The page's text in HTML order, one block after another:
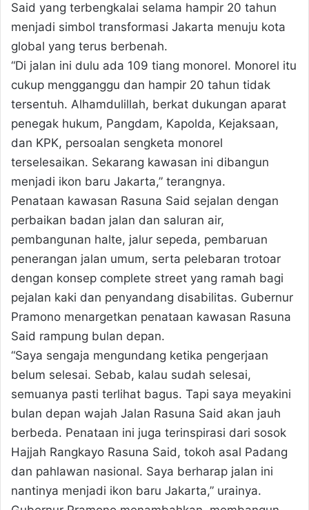
Said yang terbengkalai selama hampir 20 tahun
menjadi simbol transformasi Jakarta menuju kota
global yang terus berbenah.
“Di jalan ini dulu ada 109 tiang monorel. Monorel itu
cukup mengganggu dan hampir 20 tahun tidak
tersentuh. Alhamdulillah, berkat dukungan aparat
penegak hukum, Pangdam, Kapolda, Kejaksaan,
dan KPK, persoalan sengketa monorel
terselesaikan. Sekarang kawasan ini dibangun
menjadi ikon baru Jakarta,” terangnya.
Penataan kawasan Rasuna Said sejalan dengan
perbaikan badan jalan dan saluran air,
pembangunan halte, jalur sepeda, pembaruan
penerangan jalan umum, serta pelebaran trotoar
dengan konsep complete street yang ramah bagi
pejalan kaki dan penyandang disabilitas. Gubernur
Pramono menargetkan penataan kawasan Rasuna
Said rampung bulan depan.
“Saya sengaja mengundang ketika pengerjaan
belum selesai. Sebab, kalau sudah selesai,
semuanya pasti terlihat bagus. Tapi saya meyakini
bulan depan wajah Jalan Rasuna Said akan jauh
berbeda. Penataan ini juga terinspirasi dari sosok
Hajjah Rangkayo Rasuna Said, tokoh asal Padang
dan pahlawan nasional. Saya berharap jalan ini
nantinya menjadi ikon baru Jakarta,” urainya.